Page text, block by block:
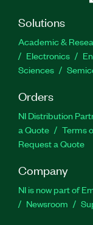
Solutions
Academic &
Electronics
Sciences
Orders
NI Distribution
a Quote
Terms
Request a Quote
Company
NI is now part of
Newsroom